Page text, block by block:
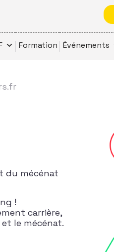
Formation Événements
du mécénat
!
carrière,
le mécénat.